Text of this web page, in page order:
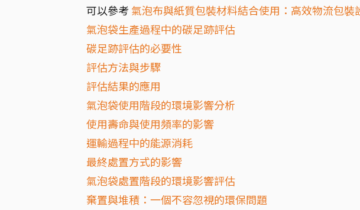
可以參考 氣泡布與紙質包裝材料結合使用：高效物流包裝
氣泡袋生產過程中的碳足跡評估
碳足跡評估的必要性
評估方法與步驟
評估結果的應用
氣泡袋使用階段的環境影響分析
使用壽命與使用頻率的影響
運輸過程中的能源消耗
最終處置方式的影響
氣泡袋處置階段的環境影響評估
棄置與堆積：一個不容忽視的環保問題